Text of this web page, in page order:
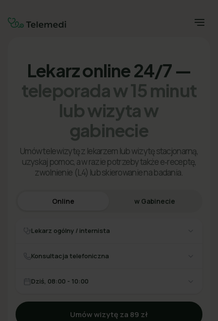
Lekarz online 24/7 —
teleporada w 15 minut
lub wizyta w
gabinecie
Umów telewizytę z lekarzem lub wizytę stacjonarną,
uzyskaj pomoc, a w razie potrzeby także e‑receptę,
zwolnienie (L4) lub skierowanie na badania.
Online w Gabinecie
Lekarz ogólny / internista
Konsultacja telefoniczna
Dziś, 08:00 - 10:00
Umów wizytę za 89 zł